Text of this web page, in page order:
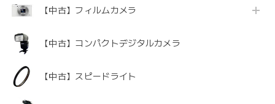
【中古】フィルムカメラ
【中古】コンパクトデジタルカメラ
【中古】スピードライト